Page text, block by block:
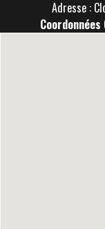
Adresse :
Coordonnées